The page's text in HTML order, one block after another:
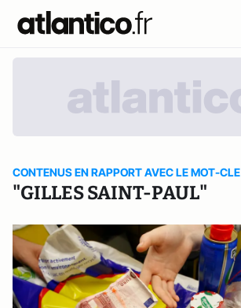
CONTENUS EN RAPPORT AVEC LE MOT-CLE
"GILLES SAINT-PAUL"